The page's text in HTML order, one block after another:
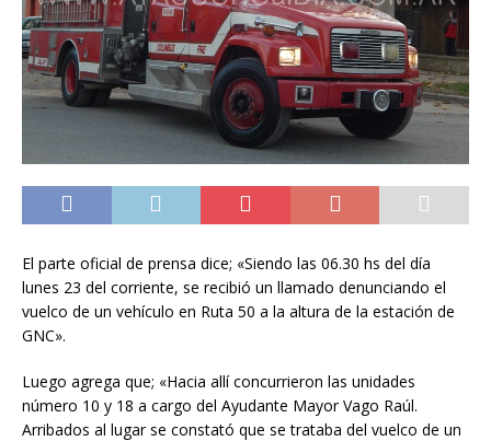
El parte oficial de prensa dice; «Siendo las 06.30 hs del día
lunes 23 del corriente, se recibió un llamado denunciando el
vuelco de un vehículo en Ruta 50 a la altura de la estación de
GNC».
Luego agrega que; «Hacia allí concurrieron las unidades
número 10 y 18 a cargo del Ayudante Mayor Vago Raúl.
Arribados al lugar se constató que se trataba del vuelco de un